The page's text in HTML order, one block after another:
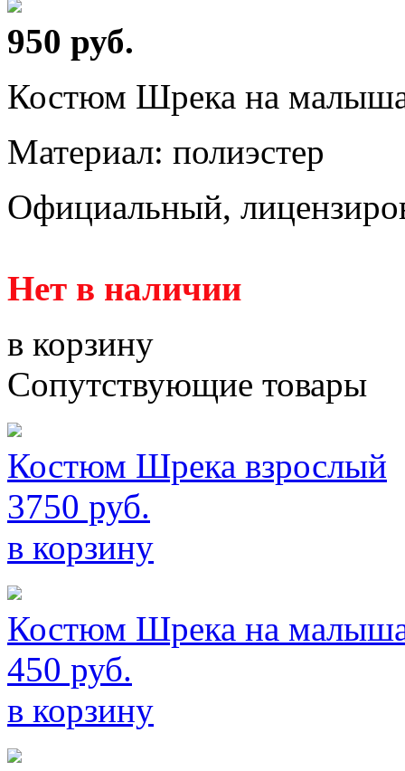
950 руб.
Костюм Шрека на
Материал: полиэстер
Официальный,
Нет в наличии
в корзину
Сопутствующие товары
Костюм Шрека взрослый
3750 руб.
в корзину
Костюм Шрека на
450 руб.
в корзину